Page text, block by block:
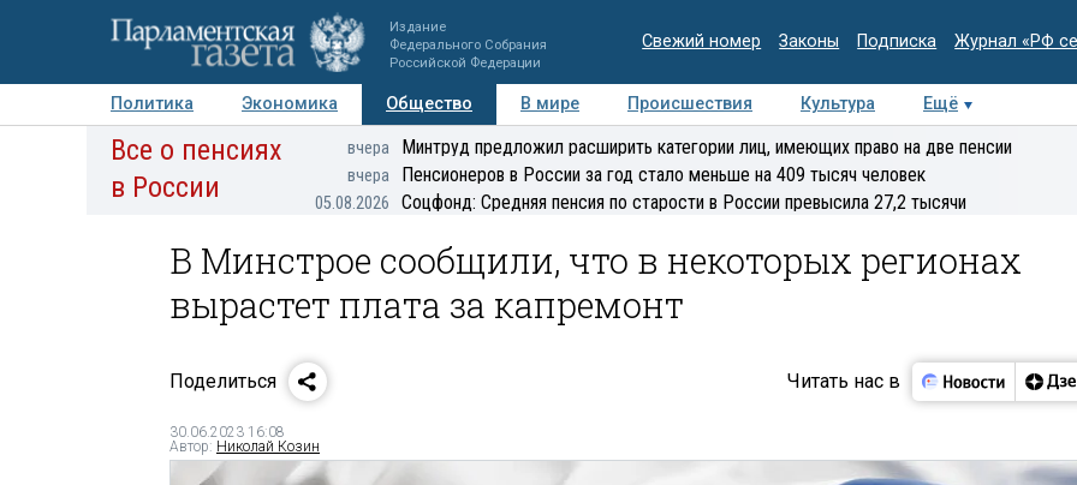
Издание
Федерального Собрания
Российской Федерации
Свежий номер Законы Подписка Журнал «РФ
Политика Экономика Общество В мире Происшествия Культура
Ещё
Авторы Персоны Мнения Регионы Медиацентр Интервью Колумнисты
Все о пенсиях
в России
вчера Минтруд предложил расширить категории лиц, имеющих право на две пенсии
вчера Пенсионеров в России за год стало меньше на 409 тысяч человек
05.08.2026 Соцфонд: Средняя пенсия по старости в России превысила 27,2 тысячи
В Минстрое сообщили, что в некоторых регионах
вырастет плата за капремонт
Поделиться Читать нас в
30.06.2023 16:08
Автор: Николай Козин